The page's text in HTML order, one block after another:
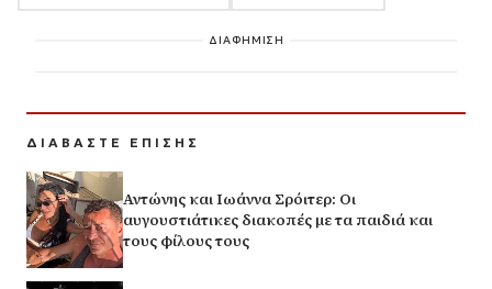
ΔΙΑΦΗΜΙΣΗ
ΔΙΑΒΑΣΤΕ ΕΠΙΣΗΣ
Αντώνης και Ιωάννα Σρόιτερ: Οι
αυγουστιάτικες διακοπές με τα παιδιά και
τους φίλους τους